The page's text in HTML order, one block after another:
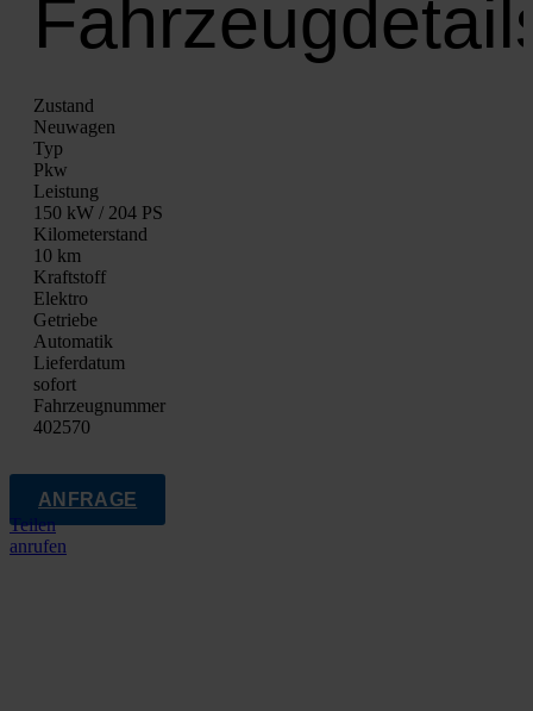
Zustand
Neu­wa­gen
Typ
Pkw
Leis­tung
150 kW / 204 PS
Kilo­me­ter­stand
10 km
Kraft­stoff
Elek­tro
Getrie­be
Auto­ma­tik
Lie­fer­da­tum
sofort
Fahrzeugnummer
402570
ANFRAGE
Teilen
anrufen